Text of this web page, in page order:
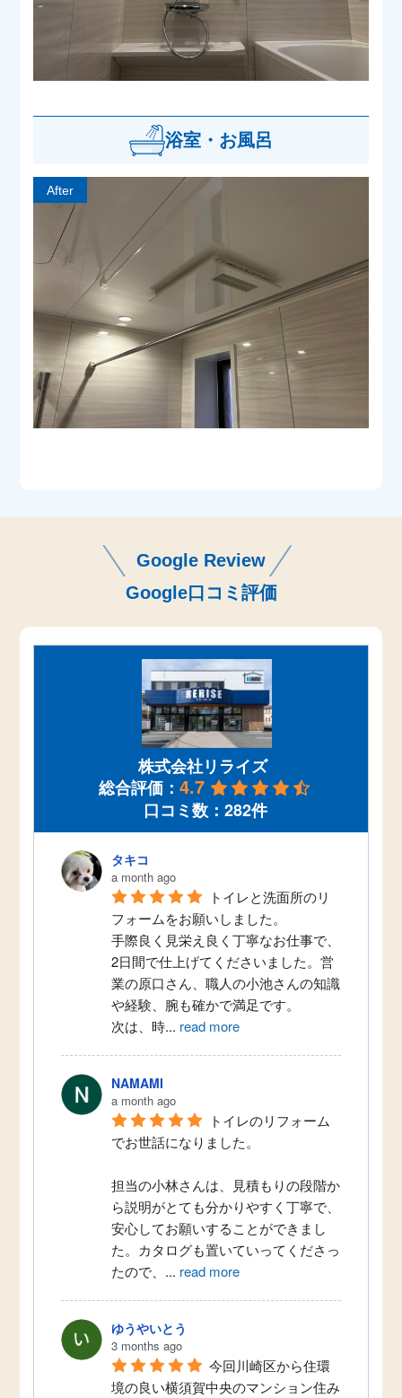
浴室・お風呂
After
Google Review
Google口コミ評価
株式会社リライズ
総合評価： 4.7
口コミ数：282件
タキコ
a month ago
トイレと洗面所のリ
フォームをお願いしました。
手際良く見栄え良く丁寧なお仕事で、
2日間で仕上げてくださいました。営
業の原口さん、職人の小池さんの知識
や経験、腕も確かで満足です。
次は、時... read more
NAMAMI
a month ago
トイレのリフォーム
でお世話になりました。
担当の小林さんは、見積もりの段階か
ら説明がとても分かりやすく丁寧で、
安心してお願いすることができまし
た。カタログも置いていってくださっ
たので、 ... read more
ゆうやいとう
3 months ago
今回川崎区から住環
境の良い横須賀中央のマンション住み